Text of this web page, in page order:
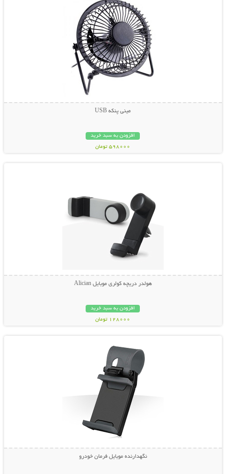
مینی پنکه USB
افزودن به سبد خرید
598000 تومان
نمایش توضیحات بیشتر
هولدر دریچه کولری موبایل Alician
افزودن به سبد خرید
128000 تومان
نمایش توضیحات بیشتر
نگهدارنده موبایل فرمان خودرو